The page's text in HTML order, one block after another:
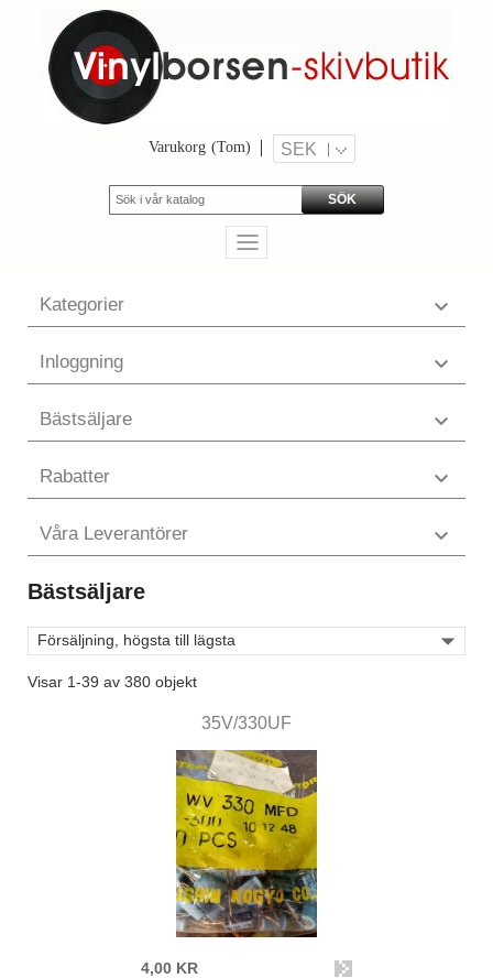
Varukorg (Tom) SEK
SÖK
Kategorier 
Inloggning 
Bästsäljare 
Rabatter 
Våra Leverantörer 
Bästsäljare
Försäljning, högsta till lägsta 
Visar 1-39 av 380 objekt
35V/330UF
4,00 KR